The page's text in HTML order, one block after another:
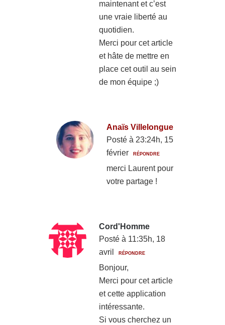
maintenant et c’est
une vraie liberté au
quotidien.
Merci pour cet article
et hâte de mettre en
place cet outil au sein
de mon équipe ;)
Anaïs Villelongue
Posté à 23:24h, 15
février
RÉPONDRE
merci Laurent pour
votre partage !
Cord'Homme
Posté à 11:35h, 18
avril
RÉPONDRE
Bonjour,
Merci pour cet article
et cette application
intéressante.
Si vous cherchez un